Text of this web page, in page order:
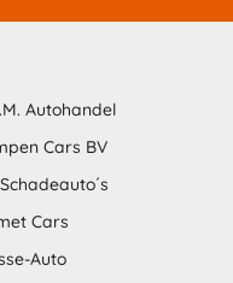
Autohandel
Cars BV
Cars
Auto